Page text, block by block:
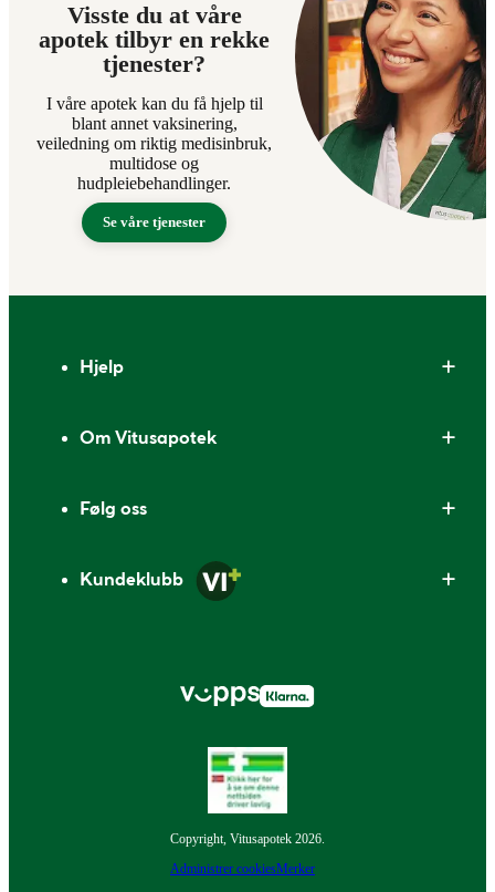
Visste du at våre
apotek tilbyr en rekke
tjenester?
I våre apotek kan du få hjelp til
blant annet vaksinering,
veiledning om riktig medisinbruk,
multidose og
hudpleiebehandlinger.
Se våre tjenester
Hjelp
Om Vitusapotek
Følg oss
Kundeklubb
Copyright, Vitusapotek 2026.
Administrer cookiesMerker